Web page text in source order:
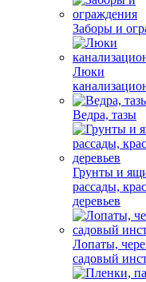
Заборы и
Люки
Ведра, тазы
Грунты и
рассады,
деревьев
Лопаты,
садовый